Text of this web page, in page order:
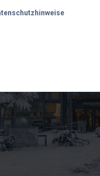
Cookies sind für den Betrieb
um Ihnen unsere Dienste
Angebot und unsere
Cookies können wir
Inhalte optimieren. Wir
der auf unsere
. Sie können